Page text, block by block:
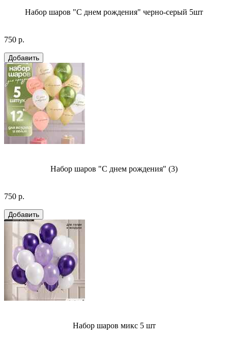
Набор шаров "С днем рождения" черно-серый 5шт
750 р.
Набор шаров "С днем рождения" (3)
750 р.
Набор шаров микс 5 шт